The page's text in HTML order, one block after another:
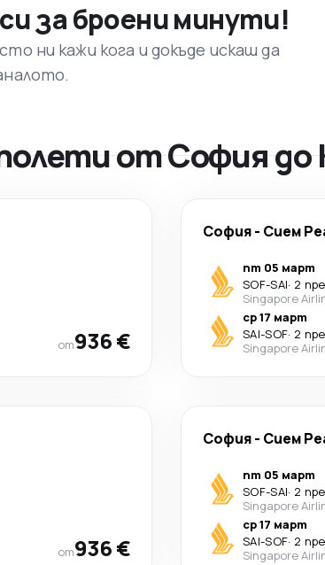
за броени минути!
ни кажи кога и докъде искаш да
от София до
от936 €
София- Сием
пт 05 март
SOF-SAI· 2
Singapore
ср 17 март
SAI-SOF· 2
Singapore
от936 €
София- Сием
пт 05 март
SOF-SAI· 2
Singapore
ср 17 март
SAI-SOF· 2
Singapore